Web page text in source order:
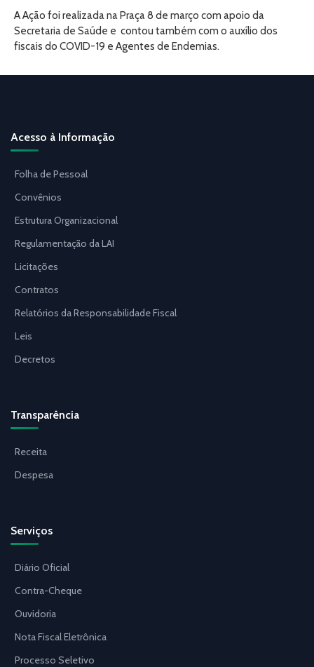
A Ação foi realizada na Praça 8 de março com apoio da
Secretaria de Saúde e contou também com o auxílio dos
fiscais do COVID-19 e Agentes de Endemias.
Acesso à Informação
Folha de Pessoal
Convênios
Estrutura Organizacional
Regulamentação da LAI
Licitações
Contratos
Relatórios da Responsabilidade Fiscal
Leis
Decretos
Transparência
Receita
Despesa
Serviços
Diário Oficial
Contra-Cheque
Ouvidoria
Nota Fiscal Eletrônica
Processo Seletivo